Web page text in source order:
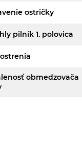
ostričky
pilník 1. polovica
obmedzovača